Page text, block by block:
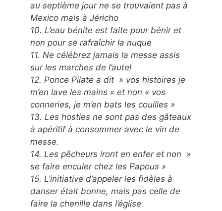
au septième jour ne se trouvaient pas à
Mexico mais à Jéricho
10. L’eau bénite est faite pour bénir et
non pour se rafraîchir la nuque
11. Ne célébrez jamais la messe assis
sur les marches de l’autel
12. Ponce Pilate a dit » vos histoires je
m’en lave les mains « et non « vos
conneries, je m’en bats les couilles »
13. Les hosties ne sont pas des gâteaux
à apéritif à consommer avec le vin de
messe.
14. Les pêcheurs iront en enfer et non »
se faire enculer chez les Papous »
15. L’initiative d’appeler les fidèles à
danser était bonne, mais pas celle de
faire la chenille dans l’église.